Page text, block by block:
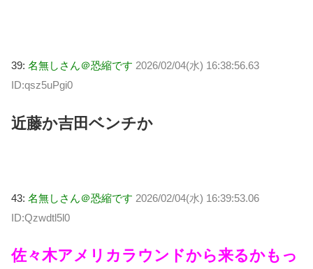
39: 名無しさん＠恐縮です 2026/02/04(水) 16:38:56.63
ID:qsz5uPgi0
近藤か吉田ベンチか
43: 名無しさん＠恐縮です 2026/02/04(水) 16:39:53.06
ID:Qzwdtl5l0
佐々木アメリカラウンドから来るかもっ